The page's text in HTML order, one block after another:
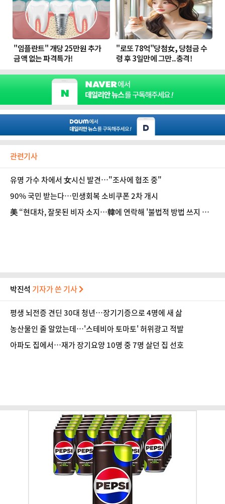
관련기사
유명 가수 차에서 女시신 발견…"조사에 협조 중"
90% 국민 받는다…민생회복 소비쿠폰 2차 개시
美 “현대차, 잘못된 비자 소지…韓에 연락해 '불법적 방법 쓰지 말
박진석 기자가 쓴 기사
평생 뇌전증 견딘 30대 청년…장기기증으로 4명에 새 삶
농산물인 줄 알았는데…'스테비아 토마토' 허위광고 적발
아파도 집에서…재가 장기요양 10명 중 7명 살던 집 선호